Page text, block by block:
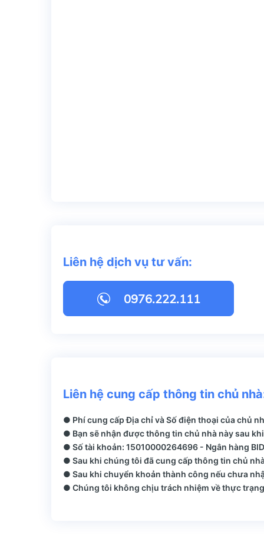
Liên hệ dịch vụ tư vấn:
0976.222.111
Liên hệ cung cấp thông tin chủ
● Phí cung cấp Địa chỉ và Số điện thoại của chủ
● Bạn sẽ nhận được thông tin chủ nhà này sau
● Số tài khoản: 15010000264696 - Ngân hàng
● Sau khi chúng tôi đã cung cấp thông tin chủ
● Sau khi chuyển khoản thành công nếu chưa
● Chúng tôi không chịu trách nhiệm về thực